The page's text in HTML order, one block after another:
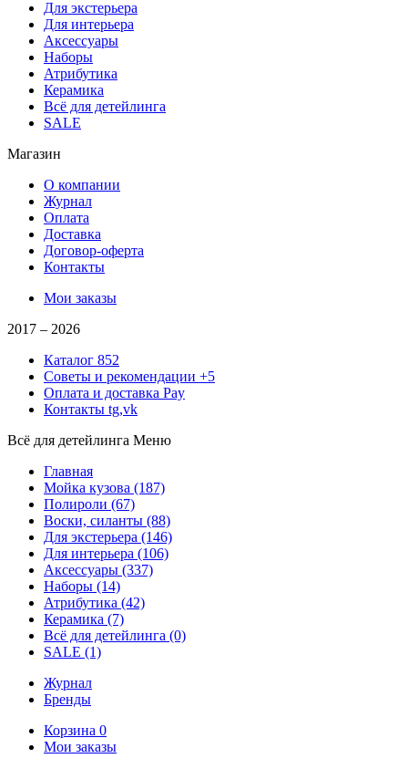
Для экстерьера
Для интерьера
Аксессуары
Наборы
Атрибутика
Керамика
Всё для детейлинга
SALE
Магазин
О компании
Журнал
Оплата
Доставка
Договор-оферта
Контакты
Мои заказы
2017 – 2026
Каталог 852
Советы и рекомендации +5
Оплата и доставка Pay
Контакты tg,vk
Всё для детейлинга Меню
Главная
Мойка кузова (187)
Полироли (67)
Воски, силанты (88)
Для экстерьера (146)
Для интерьера (106)
Аксессуары (337)
Наборы (14)
Атрибутика (42)
Керамика (7)
Всё для детейлинга (0)
SALE (1)
Журнал
Бренды
Корзина 0
Мои заказы